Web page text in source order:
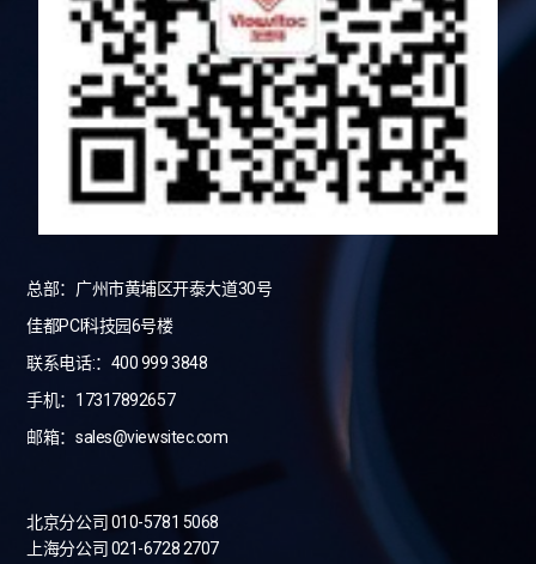
总部：广州市黄埔区开泰大道30号
佳都PCI科技园6号楼
联系电话:：400 999 3848
手机：17317892657
邮箱：sales@viewsitec.com
北京分公司 010-5781 5068
上海分公司 021-6728 2707